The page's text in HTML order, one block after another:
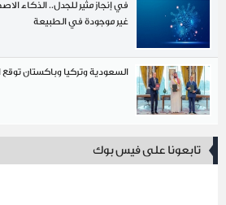
في إنجاز مثير للجدل.. الذكاء الاصطناعي
غير موجودة في الطبيعة
السعودية وتركيا وباكستان توقع اتفاق مكة
على فيس بوك